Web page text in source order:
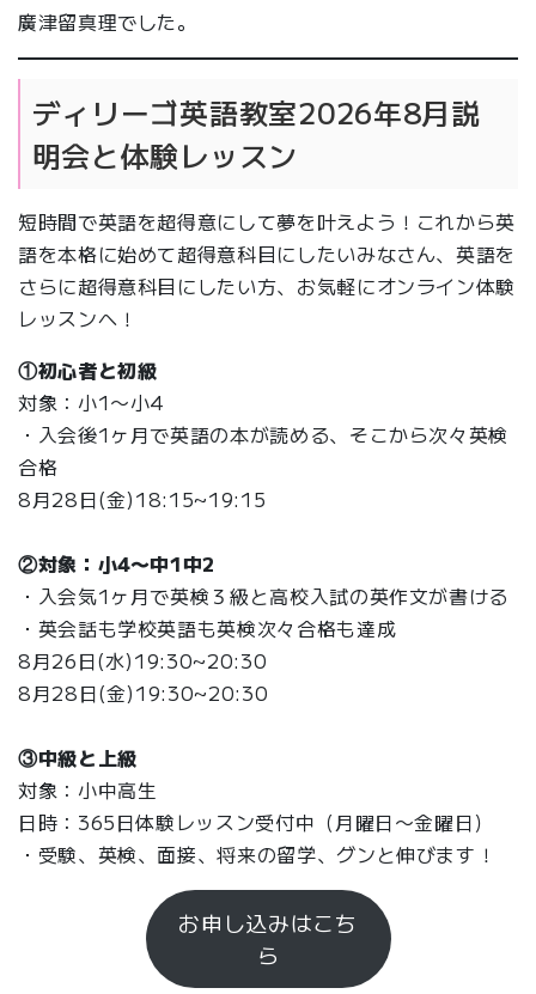
廣津留真理でした。
ディリーゴ英語教室2026年8月説
明会と体験レッスン
短時間で英語を超得意にして夢を叶えよう！これから英
語を本格に始めて超得意科目にしたいみなさん、英語を
さらに超得意科目にしたい方、お気軽にオンライン体験
レッスンへ！
①初心者と初級
対象：小1〜小4
・入会後1ヶ月で英語の本が読める、そこから次々英検
合格
8月28日(金)18:15~19:15
②対象：小4〜中1中2
・入会気1ヶ月で英検３級と高校入試の英作文が書ける
・英会話も学校英語も英検次々合格も達成
8月26日(水)19:30~20:30
8月28日(金)19:30~20:30
③中級と上級
対象：小中高生
日時：365日体験レッスン受付中（月曜日〜金曜日）
・受験、英検、面接、将来の留学、グンと伸びます！
お申し込みはこち
ら